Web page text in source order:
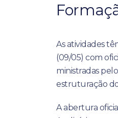
As atividades
(09/05) com
ministradas
estruturação
A abertura